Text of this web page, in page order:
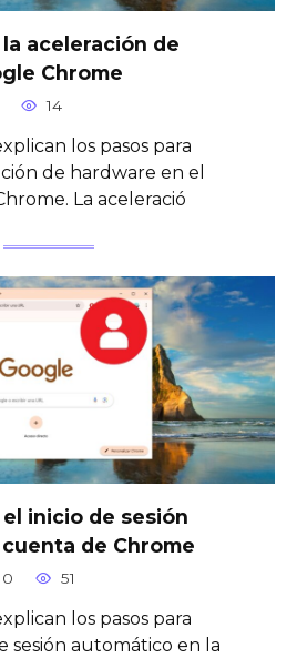
aceleración de
Chrome
14
los pasos para
de hardware en el
La aceleració
inicio de sesión
de Chrome
0 51
los pasos para
sesión automático en la